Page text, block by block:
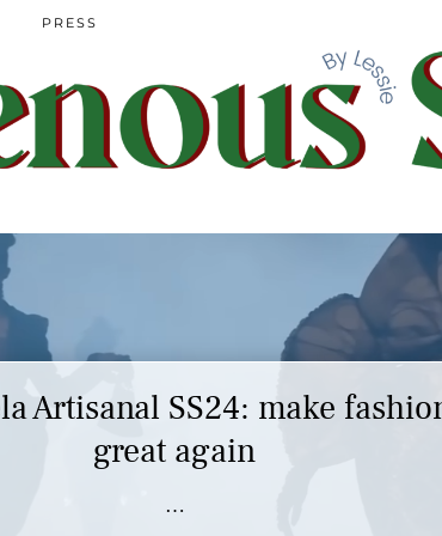
PRESS
Artisanal SS24: make
great again
…
SS23 y el buscar confort
en nuestros héroes
…